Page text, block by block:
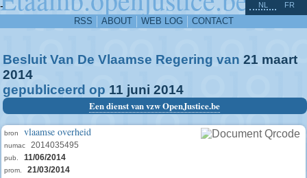
-
RSS ABOUT WEB LOG CONTACT
NL FR
Besluit Van De Vlaamse Regering van 21 maart
2014
gepubliceerd op 11 juni 2014
Een dienst van vzw OpenJustice.be
bron vlaamse overheid
numac 2014035495
pub. 11/06/2014
prom. 21/03/2014
^